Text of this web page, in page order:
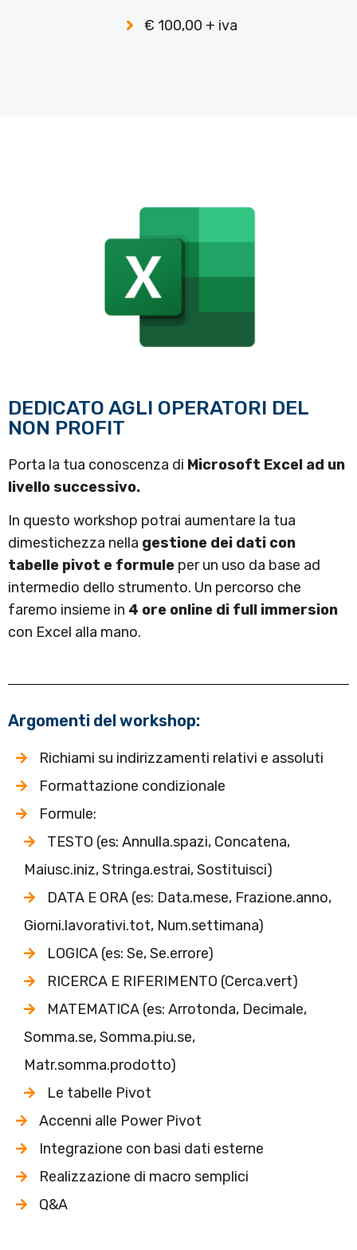
€ 100,00 + iva
DEDICATO AGLI OPERATORI DEL
NON PROFIT
Porta la tua conoscenza di Microsoft Excel ad un
livello successivo.
In questo workshop potrai aumentare la tua
dimestichezza nella gestione dei dati con
tabelle pivot e formule per un uso da base ad
intermedio dello strumento. Un percorso che
faremo insieme in 4 ore online di full immersion
con Excel alla mano.
Argomenti del workshop:
Richiami su indirizzamenti relativi e assoluti
Formattazione condizionale
Formule:
TESTO (es: Annulla.spazi, Concatena,
Maiusc.iniz, Stringa.estrai, Sostituisci)
DATA E ORA (es: Data.mese, Frazione.anno,
Giorni.lavorativi.tot, Num.settimana)
LOGICA (es: Se, Se.errore)
RICERCA E RIFERIMENTO (Cerca.vert)
MATEMATICA (es: Arrotonda, Decimale,
Somma.se, Somma.piu.se,
Matr.somma.prodotto)
Le tabelle Pivot
Accenni alle Power Pivot
Integrazione con basi dati esterne
Realizzazione di macro semplici
Q&A